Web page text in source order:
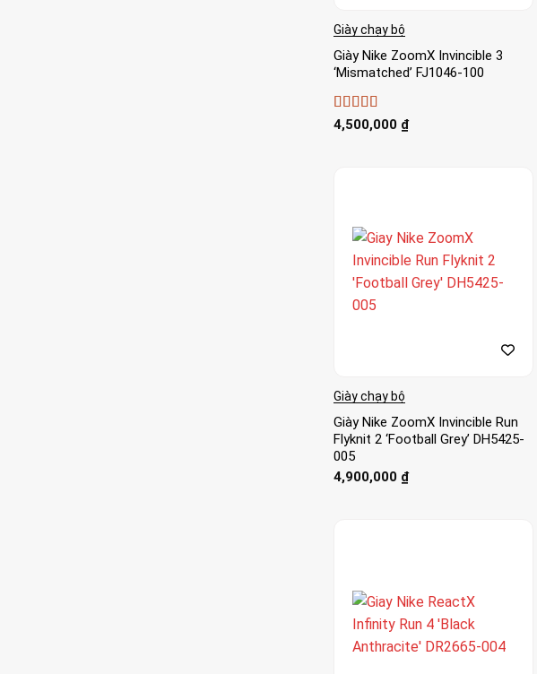
Giày chạy bộ
Giày Nike ZoomX Invincible 3
‘Mismatched’ FJ1046-100
Được xếp
4,500,000 ₫
Giày chạy bộ
Giày Nike ZoomX Invincible Run
Flyknit 2 ‘Football Grey’ DH5425-
005
4,900,000 ₫